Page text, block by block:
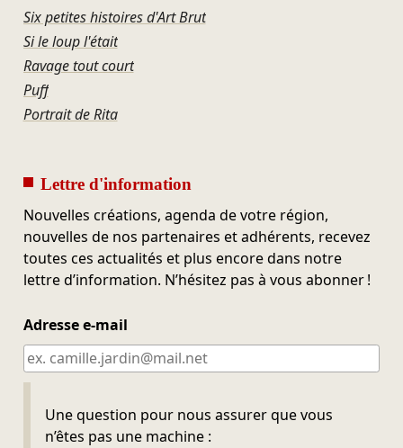
Six petites histoires d'Art Brut
Si le loup l'était
Ravage tout court
Puff
Portrait de Rita
Lettre d'information
Nouvelles créations, agenda de votre région,
nouvelles de nos partenaires et adhérents, recevez
toutes ces actualités et plus encore dans notre
lettre d’information. N’hésitez pas à vous abonner !
Adresse e-mail
Une question pour nous assurer que vous
n’êtes pas une machine :
Ne pas remplir